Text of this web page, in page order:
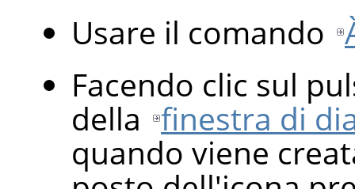
Usare il comando
Facendo clic sul
della finestra di
quando viene